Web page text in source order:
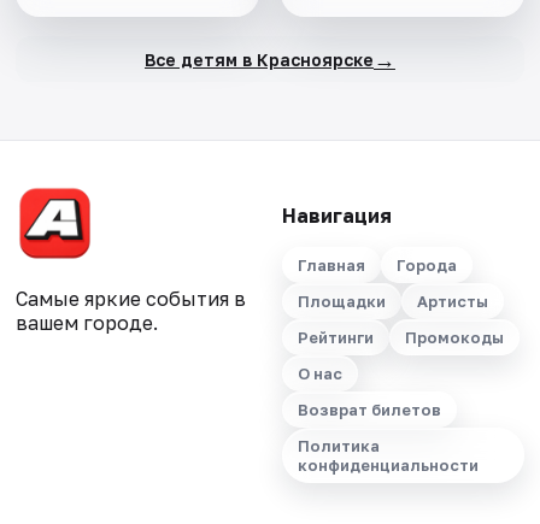
Все детям в Красноярске →
Самые яркие события в
вашем городе.
Навигация
Главная
Города
Площадки
Артисты
Рейтинги
Промокоды
О нас
Возврат билетов
Политика
конфиденциальности